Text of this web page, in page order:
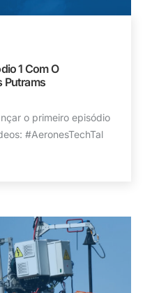
1 Com O
Putrams
o primeiro episódio
#AeronesTechTal